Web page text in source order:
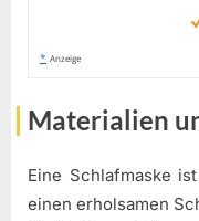
* Anzeige
Materialien
Eine Schlafmaske
einen erholsamen